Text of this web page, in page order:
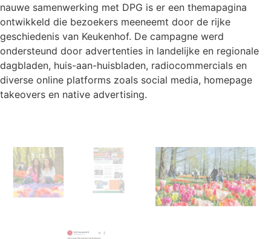
nauwe samenwerking met DPG is er een themapagina
ontwikkeld die bezoekers meeneemt door de rijke
geschiedenis van Keukenhof. De campagne werd
ondersteund door advertenties in landelijke en regionale
dagbladen, huis-aan-huisbladen, radiocommercials en
diverse online platforms zoals social media, homepage
takeovers en native advertising.